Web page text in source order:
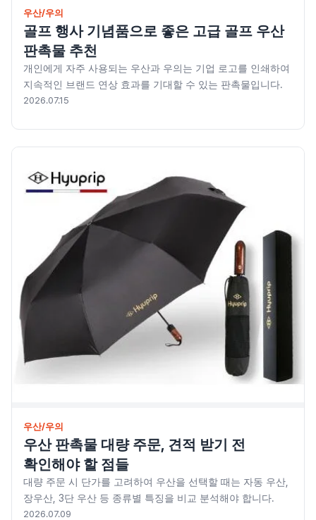
컵제품
트로피
티슈
필기구
현수막/스티커
우산/우의
골프 행사 기념품으로 좋은 고급 골프 우산
판촉물 추천
개인에게 자주 사용되는 우산과 우의는 기업 로고를 인쇄하여
지속적인 브랜드 연상 효과를 기대할 수 있는 판촉물입니다.
2026.07.15
우산/우의
우산 판촉물 대량 주문, 견적 받기 전
확인해야 할 점들
대량 주문 시 단가를 고려하여 우산을 선택할 때는 자동 우산,
장우산, 3단 우산 등 종류별 특징을 비교 분석해야 합니다.
2026.07.09